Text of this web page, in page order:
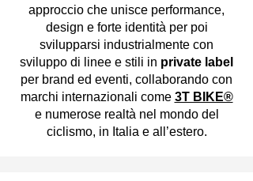
approccio che unisce performance,
design e forte identità per poi
svilupparsi industrialmente con
sviluppo di linee e stili in private label
per brand ed eventi, collaborando con
marchi internazionali come 3T BIKE®
e numerose realtà nel mondo del
ciclismo, in Italia e all’estero.